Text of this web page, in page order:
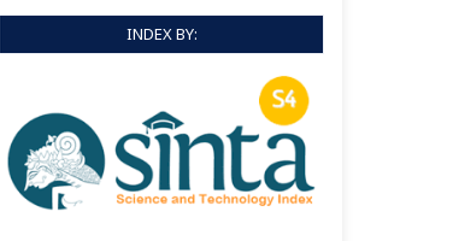
INDEX BY: